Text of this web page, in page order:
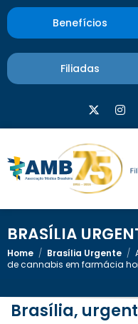
Benefícios
Filiadas
BRASÍLIA
Home / Brasília Urgente /
de cannabis em farmácia
Brasília,